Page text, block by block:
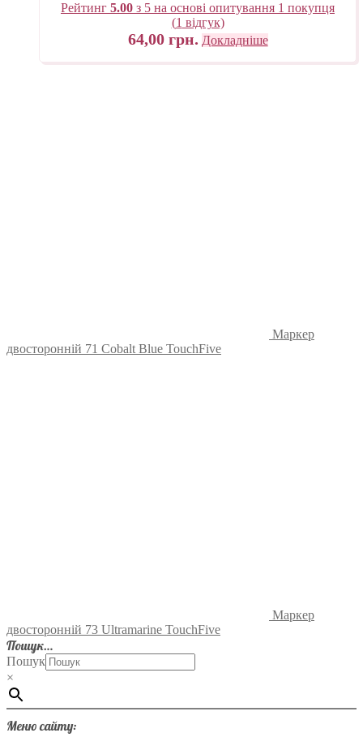
Рейтинг 5.00 з 5 на основі опитування 1 покупця
(1 відгук)
64,00 грн. Докладніше
Маркер
двосторонній 71 Cobalt Blue TouchFive
Маркер
двосторонній 73 Ultramarine TouchFive
Пошук…
Пошук
×
Меню сайту: